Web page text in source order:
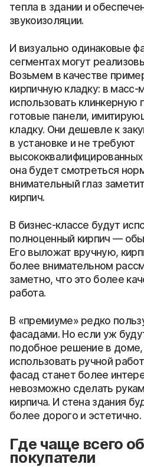
тепла в здании и
звукоизоляции.
И визуально одинаковые
сегментах могут
Возьмем в качестве
кирпичную кладку: в масс-
использовать
готовые панели,
кладку. Они дешевле к
в установке и не требуют
она будет смотреться
внимательный глаз
кирпич.
В бизнес-классе будут
полноценный кирпич —
Его выложат вручную,
более внимательном
заметно, что это более
работа.
В «премиуме» редко
фасадами. Но если уж
подобное решение в доме,
использовать ручной
фасад станет более
невозможно сделать
кирпича. И стена здания
более дорого и эстетично.
Где чаще всего
покупатели